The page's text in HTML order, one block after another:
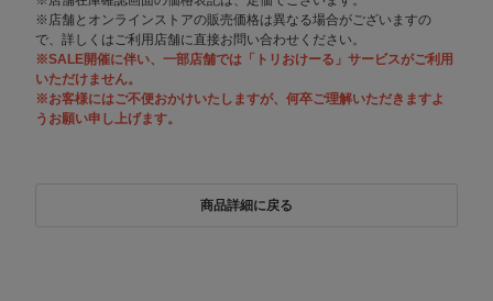
※店舗とオンラインストアの販売価格は異なる場合がございますの
で、詳しくはご利用店舗に直接お問い合わせください。
※SALE開催に伴い、一部店舗では「トリおけーる」サービスがご利用
いただけません。
※お客様にはご不便おかけいたしますが、何卒ご理解いただきますよ
うお願い申し上げます。
商品詳細に戻る